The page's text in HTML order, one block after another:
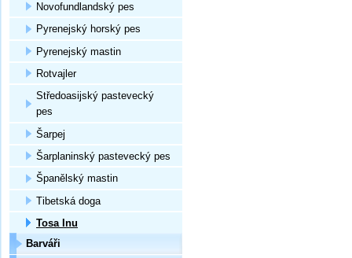
Novofundlandský pes
Pyrenejský horský pes
Pyrenejský mastin
Rotvajler
Středoasijský pastevecký
pes
Šarpej
Šarplaninský pastevecký pes
Španělský mastin
Tibetská doga
Tosa Inu
Barváři